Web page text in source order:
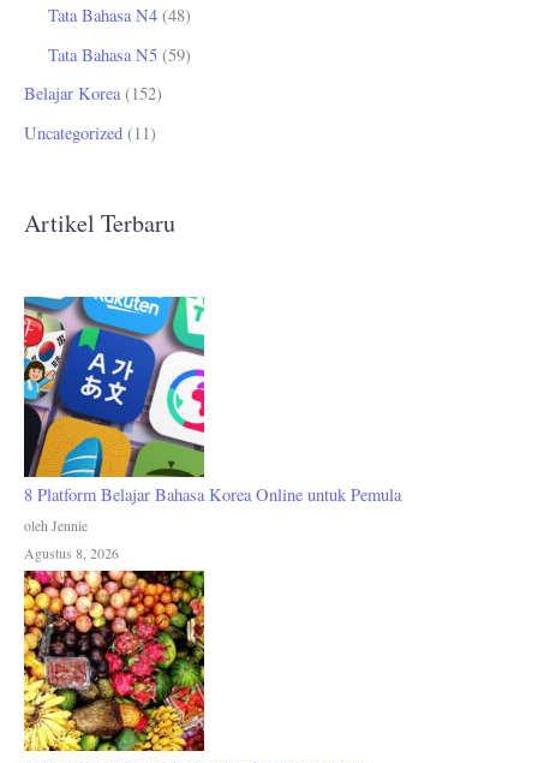
Tata Bahasa N4 (48)
Tata Bahasa N5 (59)
Belajar Korea(152)
Uncategorized (11)
Artikel Terbaru
8 Platform Belajar Bahasa Korea Online untuk Pemula
oleh Jennie
Agustus 8, 2026